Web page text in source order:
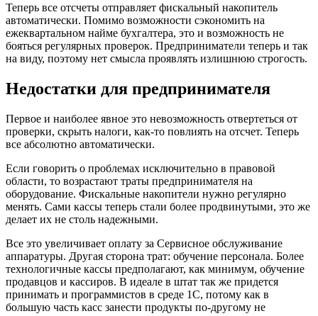
Теперь все отсчеты отправляет фискальный накопитель
автоматически. Помимо возможности сэкономить на
ежеквартальном найме бухгалтера, это и возможность не
бояться регулярных проверок. Предприниматели теперь и так
на виду, поэтому нет смысла проявлять излишнюю строгость.
Недостатки для предпринимателя
Первое и наиболее явное это невозможность отвертеться от
проверки, скрыть налоги, как-то повлиять на отсчет. Теперь
все абсолютно автоматически.
Если говорить о проблемах исключительно в правовой
области, то возрастают траты предпринимателя на
оборудование. Фискальные накопители нужно регулярно
менять. Сами кассы теперь стали более продвинутыми, это же
делает их не столь надежными.
Все это увеличивает оплату за Сервисное обслуживание
аппаратуры. Другая сторона трат: обучение персонала. Более
технологичные кассы предполагают, как минимум, обучение
продавцов и кассиров. В идеале в штат так же придется
принимать и программистов в среде 1С, потому как в
большую часть касс занести продукты по-другому не